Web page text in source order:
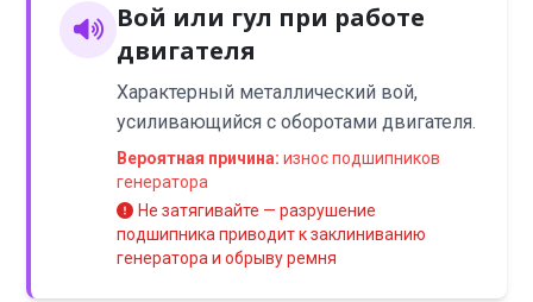
Вой или гул при работе
двигателя
Характерный металлический вой,
усиливающийся с оборотами двигателя.
Вероятная причина: износ подшипников
генератора
Не затягивайте — разрушение
подшипника приводит к заклиниванию
генератора и обрыву ремня